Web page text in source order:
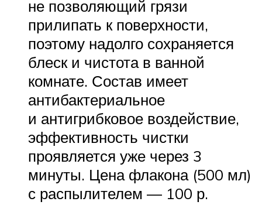
не позволяющий грязи
прилипать к поверхности,
поэтому надолго сохраняется
блеск и чистота в ванной
комнате. Состав имеет
антибактериальное
и антигрибковое воздействие,
эффективность чистки
проявляется уже через 3
минуты. Цена флакона (500 мл)
с распылителем — 100 р.